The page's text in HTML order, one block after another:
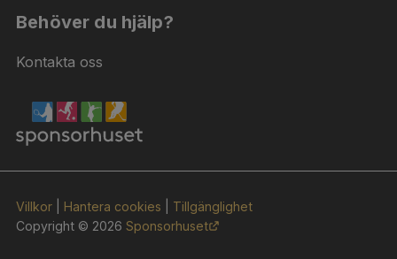
Behöver du hjälp?
Kontakta oss
Villkor Hantera cookies
Tillgänglighet
Copyright © 2026Sponsorhuset